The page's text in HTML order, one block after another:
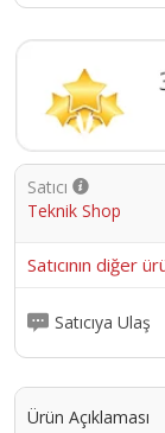
Satıcı
Teknik Shop
Satıcının diğer
Satıcıya Ulaş
Ürün Açıklaması